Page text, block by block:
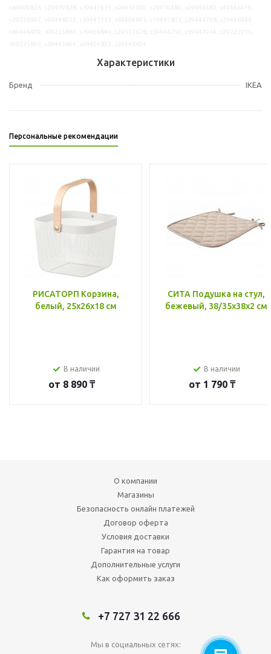
Характеристики
Бренд IKEA
Персональные рекомендации
РИСАТОРП Корзина,
белый, 25x26x18 см
В наличии
от 8 890 ₸
СИТА Подушка на стул,
бежевый, 38/35x38x2 см
В наличии
от 1 790 ₸
О компании
Магазины
Безопасность онлайн платежей
Договор оферта
Условия доставки
Гарантия на товар
Дополнительные услуги
Как оформить заказ
+7 727 31 22 666
Мы в социальных сетях: